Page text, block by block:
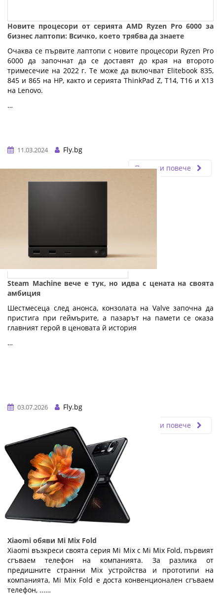
Новите процесори от серията AMD Ryzen Pro 6000 за
бизнес лаптопи: Всичко, което трябва да знаете
Очаква се първите лаптопи с новите процесори Ryzen Pro
6000 да започнат да се доставят до края на второто
тримесечие на 2022 г. Те може да включват Elitebook 835,
845 и 865 на HP, както и серията ThinkPad Z, T14, T16 и X13
на Lenovo.
…
11.03.2024
Fly.bg
Прочети повече
Steam Machine вече е тук, но идва с цената на своята
амбиция
Шестмесеца след анонса, конзолата на Valve започна да
пристига при геймърите, а пазарът на памети се оказа
главният герой в ценовата й история
…
03.07.2026
Fly.bg
Прочети повече
Xiaomi обяви Mi Mix Fold
Xiaomi възкреси своята серия Mi Mix с Mi Mix Fold, първият
сгъваем телефон на компанията. За разлика от
предишните странни Mix устройства и прототипи на
компанията, Mi Mix Fold е доста конвенционален сгъваем
телефон, ...…